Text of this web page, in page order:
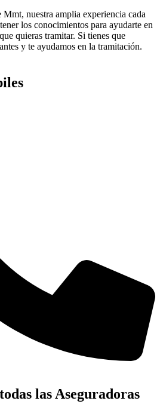
nuestra amplia experiencia cada
los conocimientos para ayudarte en
quieras tramitar. Si tienes que
y te ayudamos en la tramitación.
las Aseguradoras